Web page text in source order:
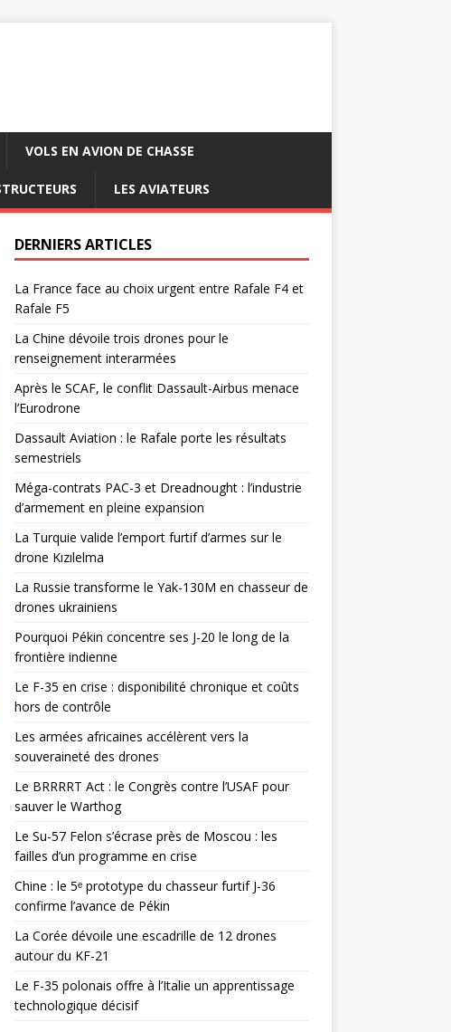
VOLS EN AVION DE CHASSE
LES AVIATEURS
DERNIERS ARTICLES
La France face au choix urgent entre Rafale F4 et
Rafale F5
La Chine dévoile trois drones pour le
renseignement interarmées
Après le SCAF, le conflit Dassault-Airbus menace
l’Eurodrone
Dassault Aviation : le Rafale porte les résultats
semestriels
Méga-contrats PAC-3 et Dreadnought : l’industrie
d’armement en pleine expansion
La Turquie valide l’emport furtif d’armes sur le
drone Kızılelma
La Russie transforme le Yak-130M en chasseur de
drones ukrainiens
Pourquoi Pékin concentre ses J-20 le long de la
frontière indienne
Le F-35 en crise : disponibilité chronique et coûts
hors de contrôle
Les armées africaines accélèrent vers la
souveraineté des drones
Le BRRRRT Act : le Congrès contre l’USAF pour
sauver le Warthog
Le Su-57 Felon s’écrase près de Moscou : les
failles d’un programme en crise
Chine : le 5ᵉ prototype du chasseur furtif J-36
confirme l’avance de Pékin
La Corée dévoile une escadrille de 12 drones
autour du KF-21
Le F-35 polonais offre à l’Italie un apprentissage
technologique décisif